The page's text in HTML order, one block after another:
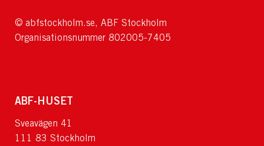
© abfstockholm.se, ABF Stockholm
Organisationsnummer 802005-7405
ABF-HUSET
Sveavägen 41
111 83 Stockholm